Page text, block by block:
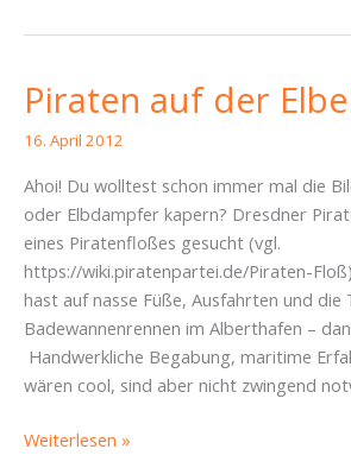
Piraten auf der
16. April 2012
Ahoi! Du wolltest schon immer mal die
oder Elbdampfer kapern? Dresdner
eines Piratenfloßes gesucht (vgl.
https://wiki.piratenpartei.de/Piraten-
hast auf nasse Füße, Ausfahrten und die
Badewannenrennen im Alberthafen –
Handwerkliche Begabung, maritime
wären cool, sind aber nicht zwingend
Piraten
Weiterlesen »